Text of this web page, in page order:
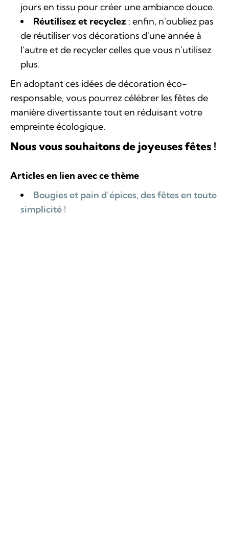
jours en tissu pour créer une ambiance douce.
Réutilisez et recyclez : enfin, n'oubliez pas
de réutiliser vos décorations d'une année à
l'autre et de recycler celles que vous n'utilisez
plus.
En adoptant ces idées de décoration éco-
responsable, vous pourrez célébrer les fêtes de
manière divertissante tout en réduisant votre
empreinte écologique.
Nous vous souhaitons de joyeuses fêtes !
Articles en lien avec ce thème
Bougies et pain d’épices, des fêtes en toute
simplicité !